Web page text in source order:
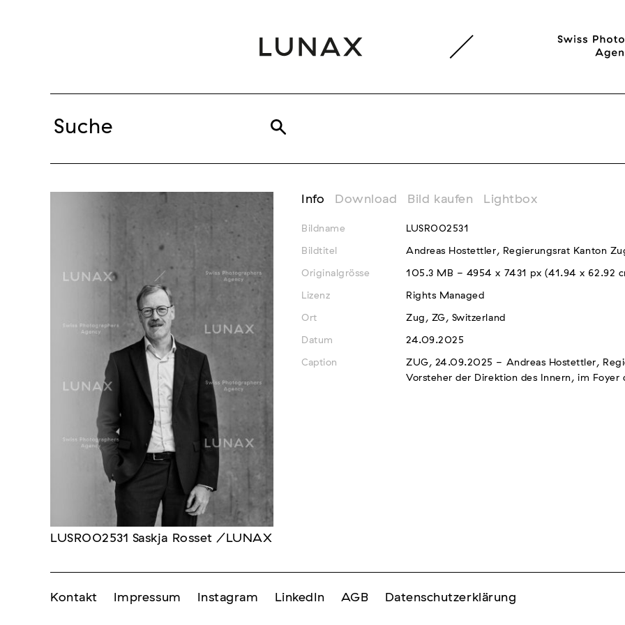
LUSR002531 Saskja Rosset /LUNAX
Info Download Bild kaufen Lightbox
Bildname LUSR002531
Bildtitel Andreas Hostettler, Regierungsrat Kanton
Originalgrösse 105.3 MB - 4954 x 7431 px (41.94 x 62.92
Lizenz Rights Managed
Ort Zug, ZG, Switzerland
Datum 24.09.2025
Caption
ZUG, 24.09.2025 - Andreas Hostettler,
Vorsteher der Direktion des Innern, im
Kontakt Impressum Instagram LinkedIn AGB Datenschutzerklärung